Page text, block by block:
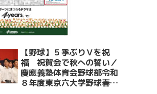
【野球】５季ぶりＶを祝
福 祝賀会で秋への誓い／
慶應義塾体育会野球部令和
８年度東京六大学野球春季